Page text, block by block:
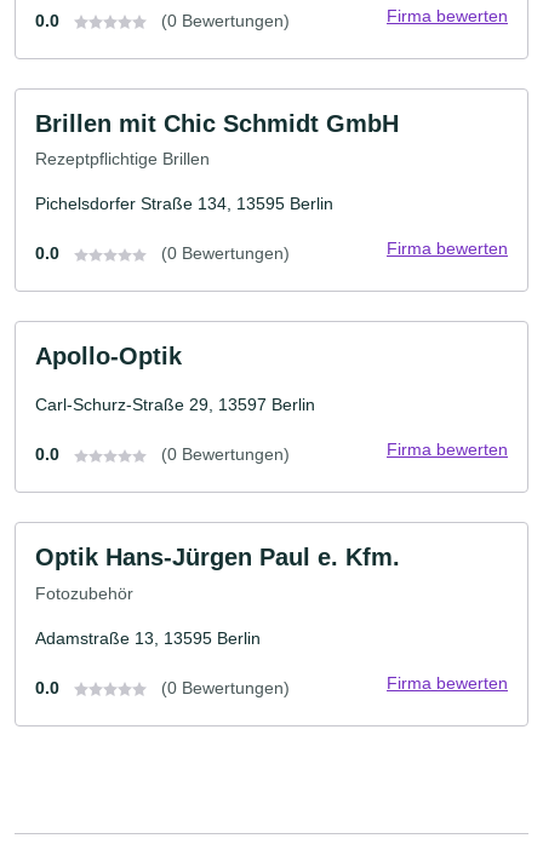
0.0 (0 Bewertungen) Firma bewerten
Brillen mit Chic Schmidt GmbH
Rezeptpflichtige Brillen
Pichelsdorfer Straße 134, 13595 Berlin
0.0 (0 Bewertungen) Firma bewerten
Apollo-Optik
Carl-Schurz-Straße 29, 13597 Berlin
0.0 (0 Bewertungen) Firma bewerten
Optik Hans-Jürgen Paul e. Kfm.
Fotozubehör
Adamstraße 13, 13595 Berlin
0.0 (0 Bewertungen) Firma bewerten